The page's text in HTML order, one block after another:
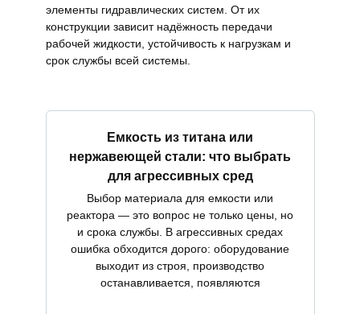
элементы гидравлических систем. От их
конструкции зависит надёжность передачи
рабочей жидкости, устойчивость к нагрузкам и
срок службы всей системы.
Емкость из титана или
нержавеющей стали: что выбрать
для агрессивных сред
Выбор материала для емкости или
реактора — это вопрос не только цены, но
и срока службы. В агрессивных средах
ошибка обходится дорого: оборудование
выходит из строя, производство
останавливается, появляются